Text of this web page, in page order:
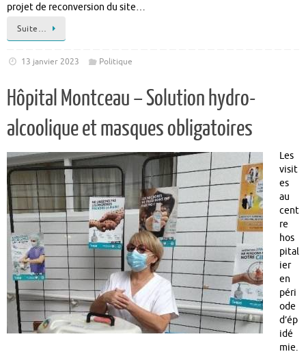
projet de reconversion du site…
Suite…
13 janvier 2023 Politique
Hôpital Montceau – Solution hydro-
alcoolique et masques obligatoires
Les
visit
es
au
cent
re
hos
pital
ier
en
péri
ode
d’ép
idé
mie.